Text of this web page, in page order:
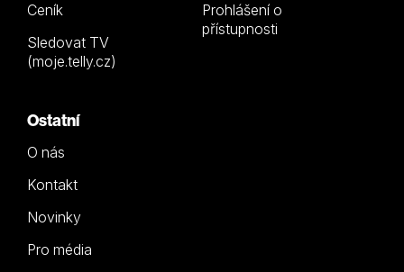
Ceník
Sledovat TV
(moje.telly.cz)
Prohlášení o
přístupnosti
Ostatní
O nás
Kontakt
Novinky
Pro média